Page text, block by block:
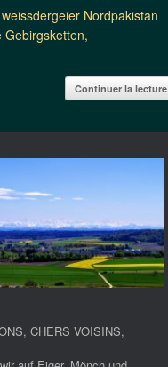
Nordpakistan
Gebirgsketten,
Continuer la lecture
CHERS VOISINS,